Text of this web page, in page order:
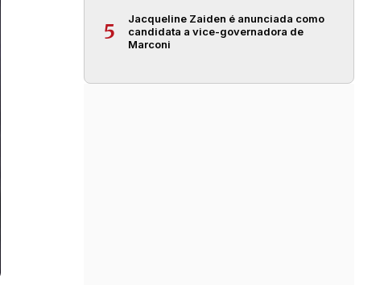
5
Jacqueline Zaiden é anunciada como
candidata a vice-governadora de
Marconi